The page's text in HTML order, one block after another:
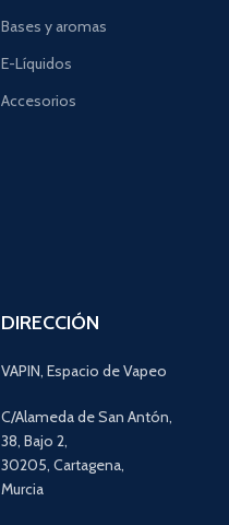
Bases y aromas
E-Líquidos
Accesorios
DIRECCIÓN
VAPIN, Espacio de Vapeo
C/Alameda de San Antón,
38, Bajo 2,
30205, Cartagena,
Murcia